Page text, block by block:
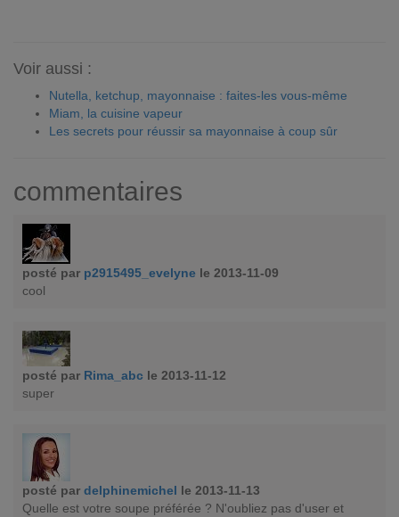
Voir aussi :
Nutella, ketchup, mayonnaise : faites-les vous-même
Miam, la cuisine vapeur
Les secrets pour réussir sa mayonnaise à coup sûr
commentaires
posté par p2915495_evelyne le 2013-11-09
cool
posté par Rima_abc le 2013-11-12
super
posté par delphinemichel le 2013-11-13
Quelle est votre soupe préférée ? N'oubliez pas d'user et